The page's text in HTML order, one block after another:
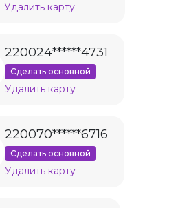
Удалить карту
220024******4731
Сделать основной
Удалить карту
220070******6716
Сделать основной
Удалить карту